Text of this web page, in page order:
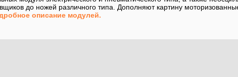
до ножей различного типа. Дополняют картину
описание модулей.